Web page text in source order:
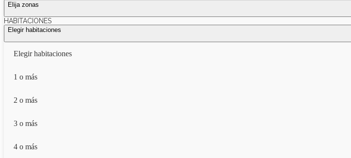
Elija zonas
HABITACIONES
Elegir habitaciones
Elegir habitaciones
1 o más
2 o más
3 o más
4 o más